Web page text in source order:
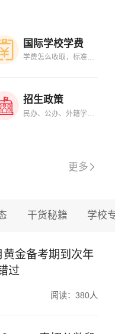
国际学校学费
学费怎么收取，标准是....
招生政策
更多 
干货秘籍 学校
金备考期到次年
过
阅读：380人